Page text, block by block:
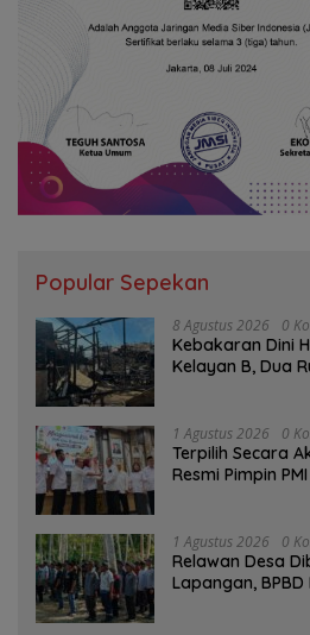
Popular Sepekan
8 Agustus 2026 0
Kebakaran Dini
Kelayan B, Dua
1 Agustus 2026 0
‎Terpilih Secara
Resmi Pimpin
1 Agustus 2026 0
Relawan Desa
Lapangan,